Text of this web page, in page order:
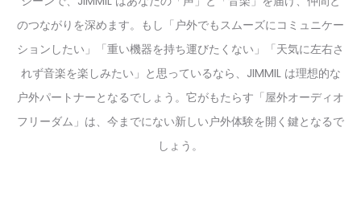
のつながりを深めます。もし「户外でもスムーズにコミュニケー
ションしたい」「重い機器を持ち運びたくない」「天気に左右さ
れず音楽を楽しみたい」と思っているなら、JIMMIL は理想的な
户外パートナーとなるでしょう。它がもたらす「屋外オーディオ
フリーダム」は、今までにない新しい户外体験を開く鍵となるで
しょう。